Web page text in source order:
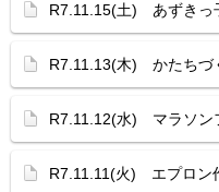
R7.11.15(土) あずきっ
R7.11.13(木) かたちづ
R7.11.12(水) マラソン
R7.11.11(火) エプロン